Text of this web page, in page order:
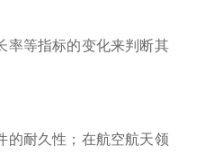
等指标的变化来判断其
耐久性；在航空航天领